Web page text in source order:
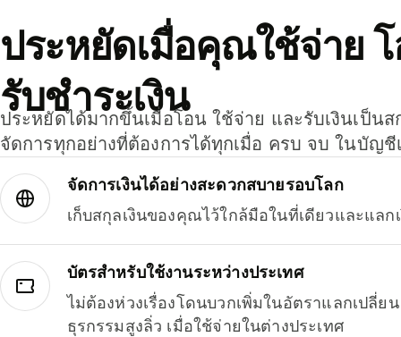
ประหยัดเมื่อคุณใช้จ่าย โ
รับชำระเงิน
ประหยัดได้มากขึ้นเมื่อโอน ใช้จ่าย และรับเงินเป็น
จัดการทุกอย่างที่ต้องการได้ทุกเมื่อ ครบ จบ ในบัญชี
จัดการเงินได้อย่างสะดวกสบายรอบโลก
เก็บสกุลเงินของคุณไว้ใกล้มือในที่เดียวและแลก
บัตรสำหรับใช้งานระหว่างประเทศ
ไม่ต้องห่วงเรื่องโดนบวกเพิ่มในอัตราแลกเปลี่ย
ธุรกรรมสูงลิ่ว เมื่อใช้จ่ายในต่างประเทศ